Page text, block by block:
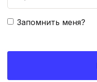
Запомнить меня?